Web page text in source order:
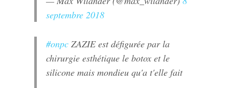
septembre 2018
#onpc ZAZIE est défigurée par la
chirurgie esthétique le botox et le
silicone mais mondieu qu'a t'elle fait